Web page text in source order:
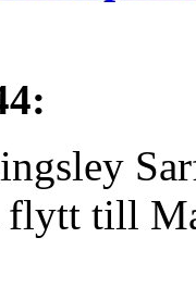
:
flytt till